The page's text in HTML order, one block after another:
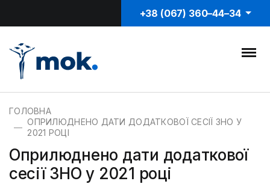
+38 (067) 360–44–34
ГОЛОВНА
ОПРИЛЮДНЕНО ДАТИ ДОДАТКОВОЇ СЕСІЇ ЗНО У
2021 РОЦІ
Оприлюднено дати додаткової
сесії ЗНО у 2021 році